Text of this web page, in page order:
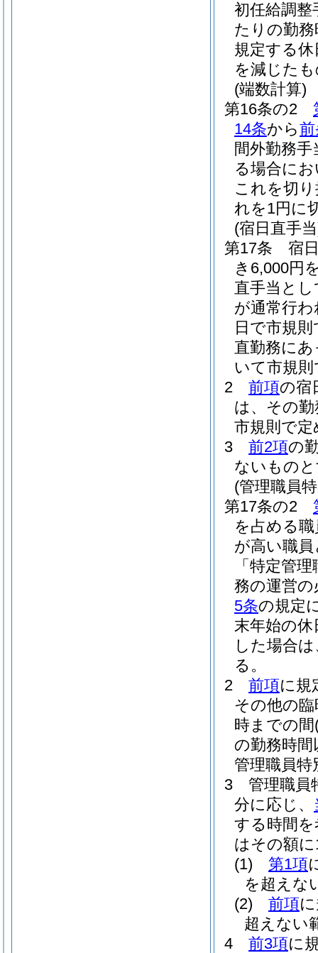
初任給調
たりの勤
規定する
を減じた
(端数計算)
第16条の2
14条から
間外勤務
る場合に
これを切
れを1円に
(宿日直手
第17条
宿
き6,000円
直手当と
が通常行
日で市規
直勤務に
いて市規
2
前項の宿
は、その
市規則で
3
前2項の
ないもの
(管理職員
第17条の2
を占める
が高い職
「特定管
務の運営
5条の規定
末年始の休
した場合
る。
2
前項に規
その他の
時までの間
の勤務時
管理職員特
3
管理職員
分に応じ、
する時間
はその額
(1)
第1項
を超えな
(2)
前項
超えない
4
前3項に